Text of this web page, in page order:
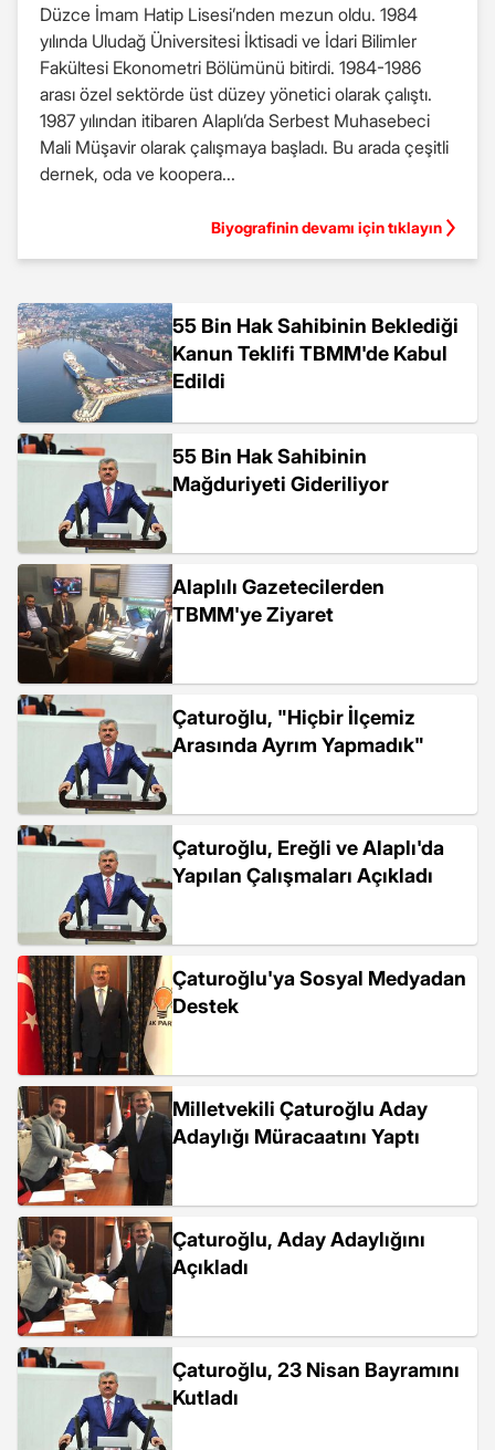
Düzce İmam Hatip Lisesi’nden mezun oldu. 1984
yılında Uludağ Üniversitesi İktisadi ve İdari Bilimler
Fakültesi Ekonometri Bölümünü bitirdi. 1984-1986
arası özel sektörde üst düzey yönetici olarak çalıştı.
1987 yılından itibaren Alaplı’da Serbest Muhasebeci
Mali Müşavir olarak çalışmaya başladı. Bu arada çeşitli
dernek, oda ve koopera...
Biyografinin devamı için tıklayın
55 Bin Hak Sahibinin Beklediği
Kanun Teklifi TBMM'de Kabul
Edildi
55 Bin Hak Sahibinin
Mağduriyeti Gideriliyor
Alaplılı Gazetecilerden
TBMM'ye Ziyaret
Çaturoğlu, "Hiçbir İlçemiz
Arasında Ayrım Yapmadık"
Çaturoğlu, Ereğli ve Alaplı'da
Yapılan Çalışmaları Açıkladı
Çaturoğlu'ya Sosyal Medyadan
Destek
Milletvekili Çaturoğlu Aday
Adaylığı Müracaatını Yaptı
Çaturoğlu, Aday Adaylığını
Açıkladı
Çaturoğlu, 23 Nisan Bayramını
Kutladı